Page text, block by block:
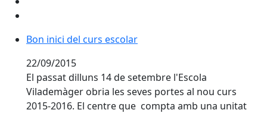
Bon inici del curs escolar
Bon inici del curs escolar
22/09/2015
El passat dilluns 14 de setembre l'Escola
Vilademàger obria les seves portes al nou curs
2015-2016. El centre que compta amb una unitat